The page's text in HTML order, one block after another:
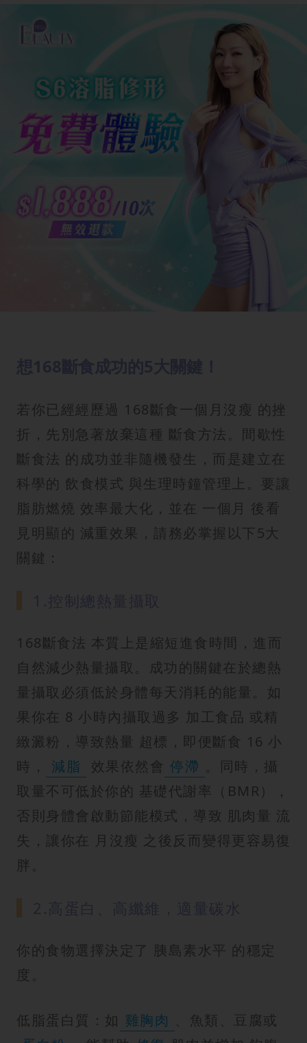
若你已經經歷過 168斷食一個月沒瘦 的挫
折，先別急著放棄這種 斷食方法。間歇性
斷食法 的成功並非隨機發生，而是建立在
科學的 飲食模式 與生理時鐘管理上。要讓
脂肪燃燒 效率最大化，並在 一個月 後看
見明顯的 減重效果，請務必掌握以下5大
關鍵：
168斷食法 本質上是縮短進食時間，進而
自然減少熱量攝取。成功的關鍵在於總熱
量攝取必須低於身體每天消耗的能量。如
果你在 8 小時內攝取過多 加工食品 或精
緻澱粉，導致熱量 超標，即便斷食 16 小
時，
減脂 效果依然會 停滯
。同時，攝
取量不可低於你的 基礎代謝率（BMR），
否則身體會啟動節能模式，導致 肌肉量 流
失，讓你在 月沒瘦 之後反而變得更容易復
胖。
你的食物選擇決定了 胰島素水平 的穩定
度。
低脂蛋白質：如 雞胸肉 、魚類、豆腐或